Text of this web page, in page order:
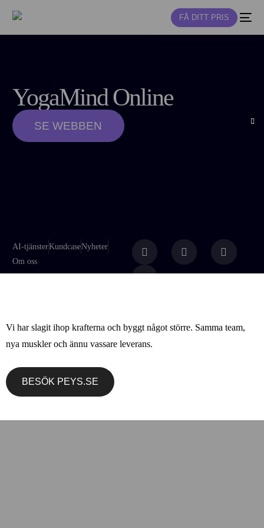
FÅ DITT PRIS
YogaMind Online
SE WEBBEN
AI-tjänsterKundcaseNyheter
Om oss
© 2026 – Agenci Marknadsbyrå AB (Orgnr: 559329-5172)
Personuppgiftspolicy·Cookiepolicy
Vi har slagit ihop krafterna och byggt något större. Samma team,
nya muskler och ännu vassare leverans.
BESÖK PEYS.SE